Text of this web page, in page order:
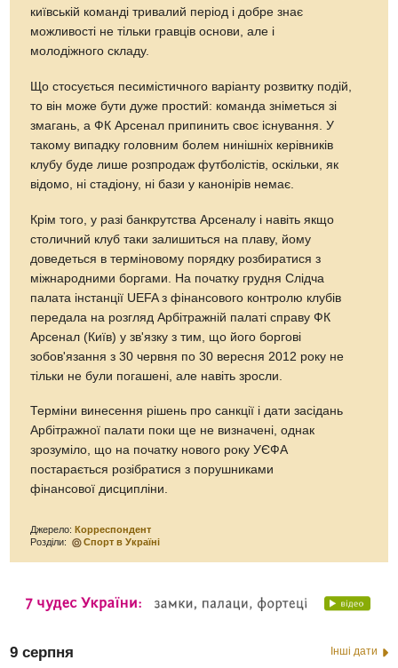
київській команді тривалий період і добре знає
можливості не тільки гравців основи, але і
молодіжного складу.
Що стосується песимістичного варіанту розвитку подій,
то він може бути дуже простий: команда зніметься зі
змагань, а ФК Арсенал припинить своє існування. У
такому випадку головним болем нинішніх керівників
клубу буде лише розпродаж футболістів, оскільки, як
відомо, ні стадіону, ні бази у канонірів немає.
Крім того, у разі банкрутства Арсеналу і навіть якщо
столичний клуб таки залишиться на плаву, йому
доведеться в терміновому порядку розбиратися з
міжнародними боргами. На початку грудня Слідча
палата інстанції UEFA з фінансового контролю клубів
передала на розгляд Арбітражній палаті справу ФК
Арсенал (Київ) у зв'язку з тим, що його боргові
зобов'язання з 30 червня по 30 вересня 2012 року не
тільки не були погашені, але навіть зросли.
Терміни винесення рішень про санкції і дати засідань
Арбітражної палати поки ще не визначені, однак
зрозуміло, що на початку нового року УЄФА
постарається розібратися з порушниками
фінансової дисципліни.
Джерело: Корреспондент
Розділи:
Спорт в Україні
9 серпня Інші дати